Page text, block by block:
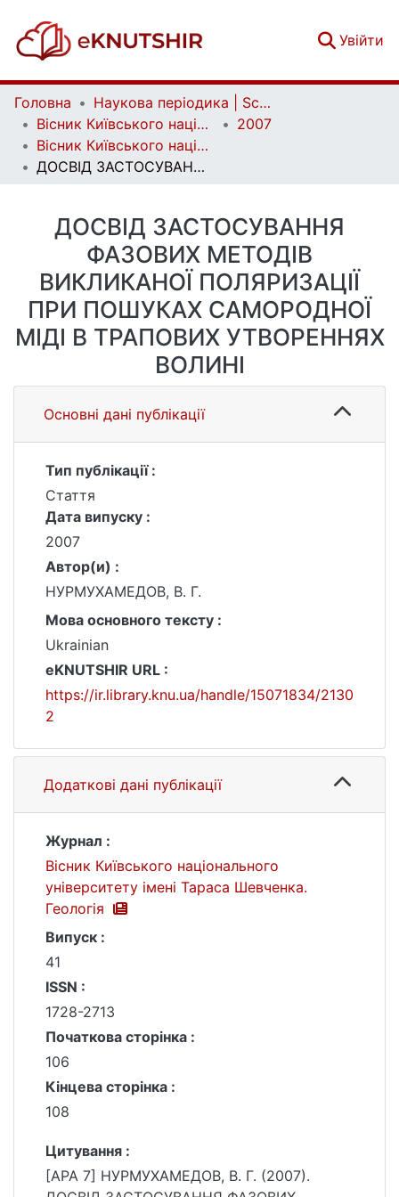
Увійти
Головна
Наукова періодика | Scientific periodicals
Вісник Київського національного університету імені Тараса Шевченка. Геологія | Visnyk of Taras Shevchenko National University of Kyiv. Geology
2007
Вісник Київського національного університету імені Тараса Шевченка. Геологія. Вип. 41-42
ДОСВІД ЗАСТОСУВАННЯ ФАЗОВИХ МЕТОДІВ ВИКЛИКАНОЇ ПОЛЯРИЗАЦІЇ ПРИ ПОШУКАХ САМОРОДНОЇ МІДІ В ТРАПОВИХ УТВОРЕННЯХ ВОЛИНІ
ДОСВІД ЗАСТОСУВАННЯ
ФАЗОВИХ МЕТОДІВ
ВИКЛИКАНОЇ ПОЛЯРИЗАЦІЇ
ПРИ ПОШУКАХ САМОРОДНОЇ
МІДІ В ТРАПОВИХ УТВОРЕННЯХ
ВОЛИНІ
Основні дані публікації
Тип публікації :
Стаття
Дата випуску :
2007
Автор(и) :
НУРМУХАМЕДОВ, В. Г.
Мова основного тексту :
Ukrainian
eKNUTSHIR URL :
https://ir.library.knu.ua/handle/15071834/2130
2
Додаткові дані публікації
Журнал :
Вісник Київського національного
університету імені Тараса Шевченка.
Геологія
Випуск :
41
ISSN :
1728-2713
Початкова сторінка :
106
Кінцева сторінка :
108
Цитування :
[APA 7] НУРМУХАМЕДОВ, В. Г. (2007).